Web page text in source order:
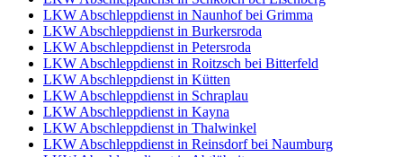
LKW Abschleppdienst in Naunhof bei Grimma
LKW Abschleppdienst in Burkersroda
LKW Abschleppdienst in Petersroda
LKW Abschleppdienst in Roitzsch bei Bitterfeld
LKW Abschleppdienst in Kütten
LKW Abschleppdienst in Schraplau
LKW Abschleppdienst in Kayna
LKW Abschleppdienst in Thalwinkel
LKW Abschleppdienst in Reinsdorf bei Naumburg